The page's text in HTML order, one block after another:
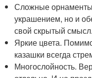
Сложные
украшением, но и
свой скрытый смысл.
Яркие цвета.
казашки всегда
Многослойность.